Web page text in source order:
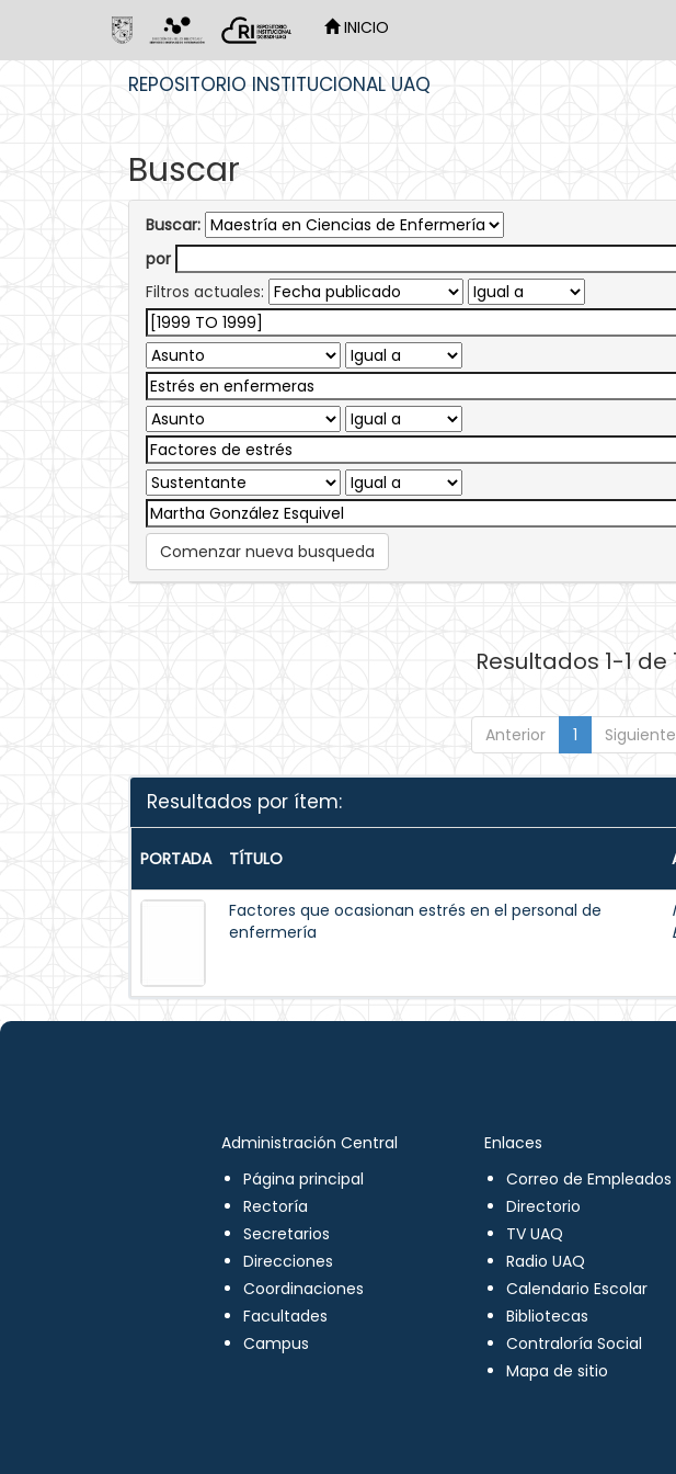
INICIO
REPOSITORIO INSTITUCIONAL UAQ
Buscar
Buscar:
por
Filtros actuales:
Comenzar nueva busqueda
Resultados 1-1 de
Anterior 1 Siguiente
Resultados por ítem:
PORTADA TÍTULO
Factores que ocasionan estrés en el personal de
enfermería
Administración Central
Página principal
Rectoría
Secretarios
Direcciones
Coordinaciones
Facultades
Campus
Enlaces
Correo de Empleados
Directorio
TV UAQ
Radio UAQ
Calendario Escolar
Bibliotecas
Contraloría Social
Mapa de sitio